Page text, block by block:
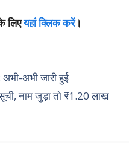
लिएयहां क्लिक करें।
अभी जारी हुई
नाम जुड़ा तो ₹1.20 लाख